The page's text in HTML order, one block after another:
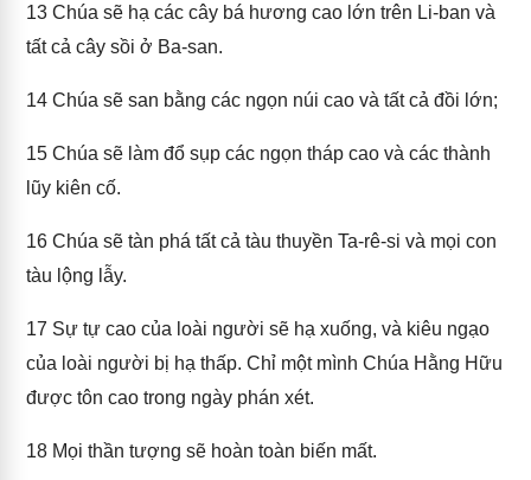
13 Chúa sẽ hạ các cây bá hương cao lớn trên Li-ban và
tất cả cây sồi ở Ba-san.
14 Chúa sẽ san bằng các ngọn núi cao và tất cả đồi lớn;
15 Chúa sẽ làm đổ sụp các ngọn tháp cao và các thành
lũy kiên cố.
16 Chúa sẽ tàn phá tất cả tàu thuyền Ta-rê-si và mọi con
tàu lộng lẫy.
17 Sự tự cao của loài người sẽ hạ xuống, và kiêu ngạo
của loài người bị hạ thấp. Chỉ một mình Chúa Hằng Hữu
được tôn cao trong ngày phán xét.
18 Mọi thần tượng sẽ hoàn toàn biến mất.